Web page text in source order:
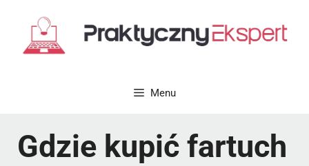
Menu
Gdzie kupić fartuch